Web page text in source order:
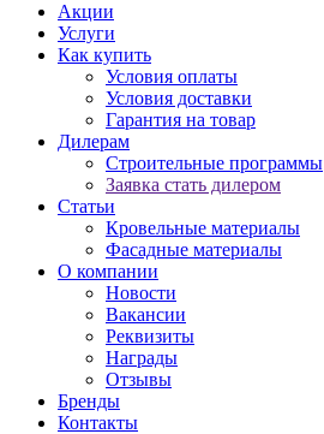
Акции
Услуги
Как купить
Условия оплаты
Условия доставки
Гарантия на товар
Дилерам
Строительные программы
Заявка стать дилером
Статьи
Кровельные материалы
Фасадные материалы
О компании
Новости
Вакансии
Реквизиты
Награды
Отзывы
Бренды
Контакты